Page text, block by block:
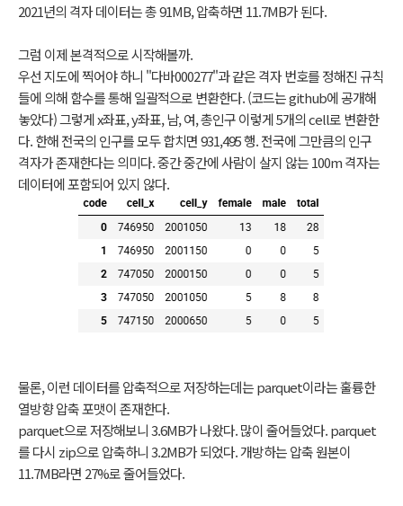
2021년의 격자 데이터는 총 91MB, 압축하면 11.7MB가 된다.
그럼 이제 본격적으로 시작해볼까.
우선 지도에 찍어야 하니 "다바000277"과 같은 격자 번호를 정해진 규칙
들에 의해 함수를 통해 일괄적으로 변환한다. (코드는 github에 공개해
놓았다) 그렇게 x좌표, y좌표, 남, 여, 총인구 이렇게 5개의 cell로 변환한
다. 한해 전국의 인구를 모두 합치면 931,495 행. 전국에 그만큼의 인구
격자가 존재한다는 의미다. 중간 중간에 사람이 살지 않는 100m 격자는
데이터에 포함되어 있지 않다.
물론, 이런 데이터를 압축적으로 저장하는데는 parquet이라는 훌륭한
열방향 압축 포맷이 존재한다.
parquet으로 저장해보니 3.6MB가 나왔다. 많이 줄어들었다. parquet
를 다시 zip으로 압축하니 3.2MB가 되었다. 개방하는 압축 원본이
11.7MB라면 27%로 줄어들었다.